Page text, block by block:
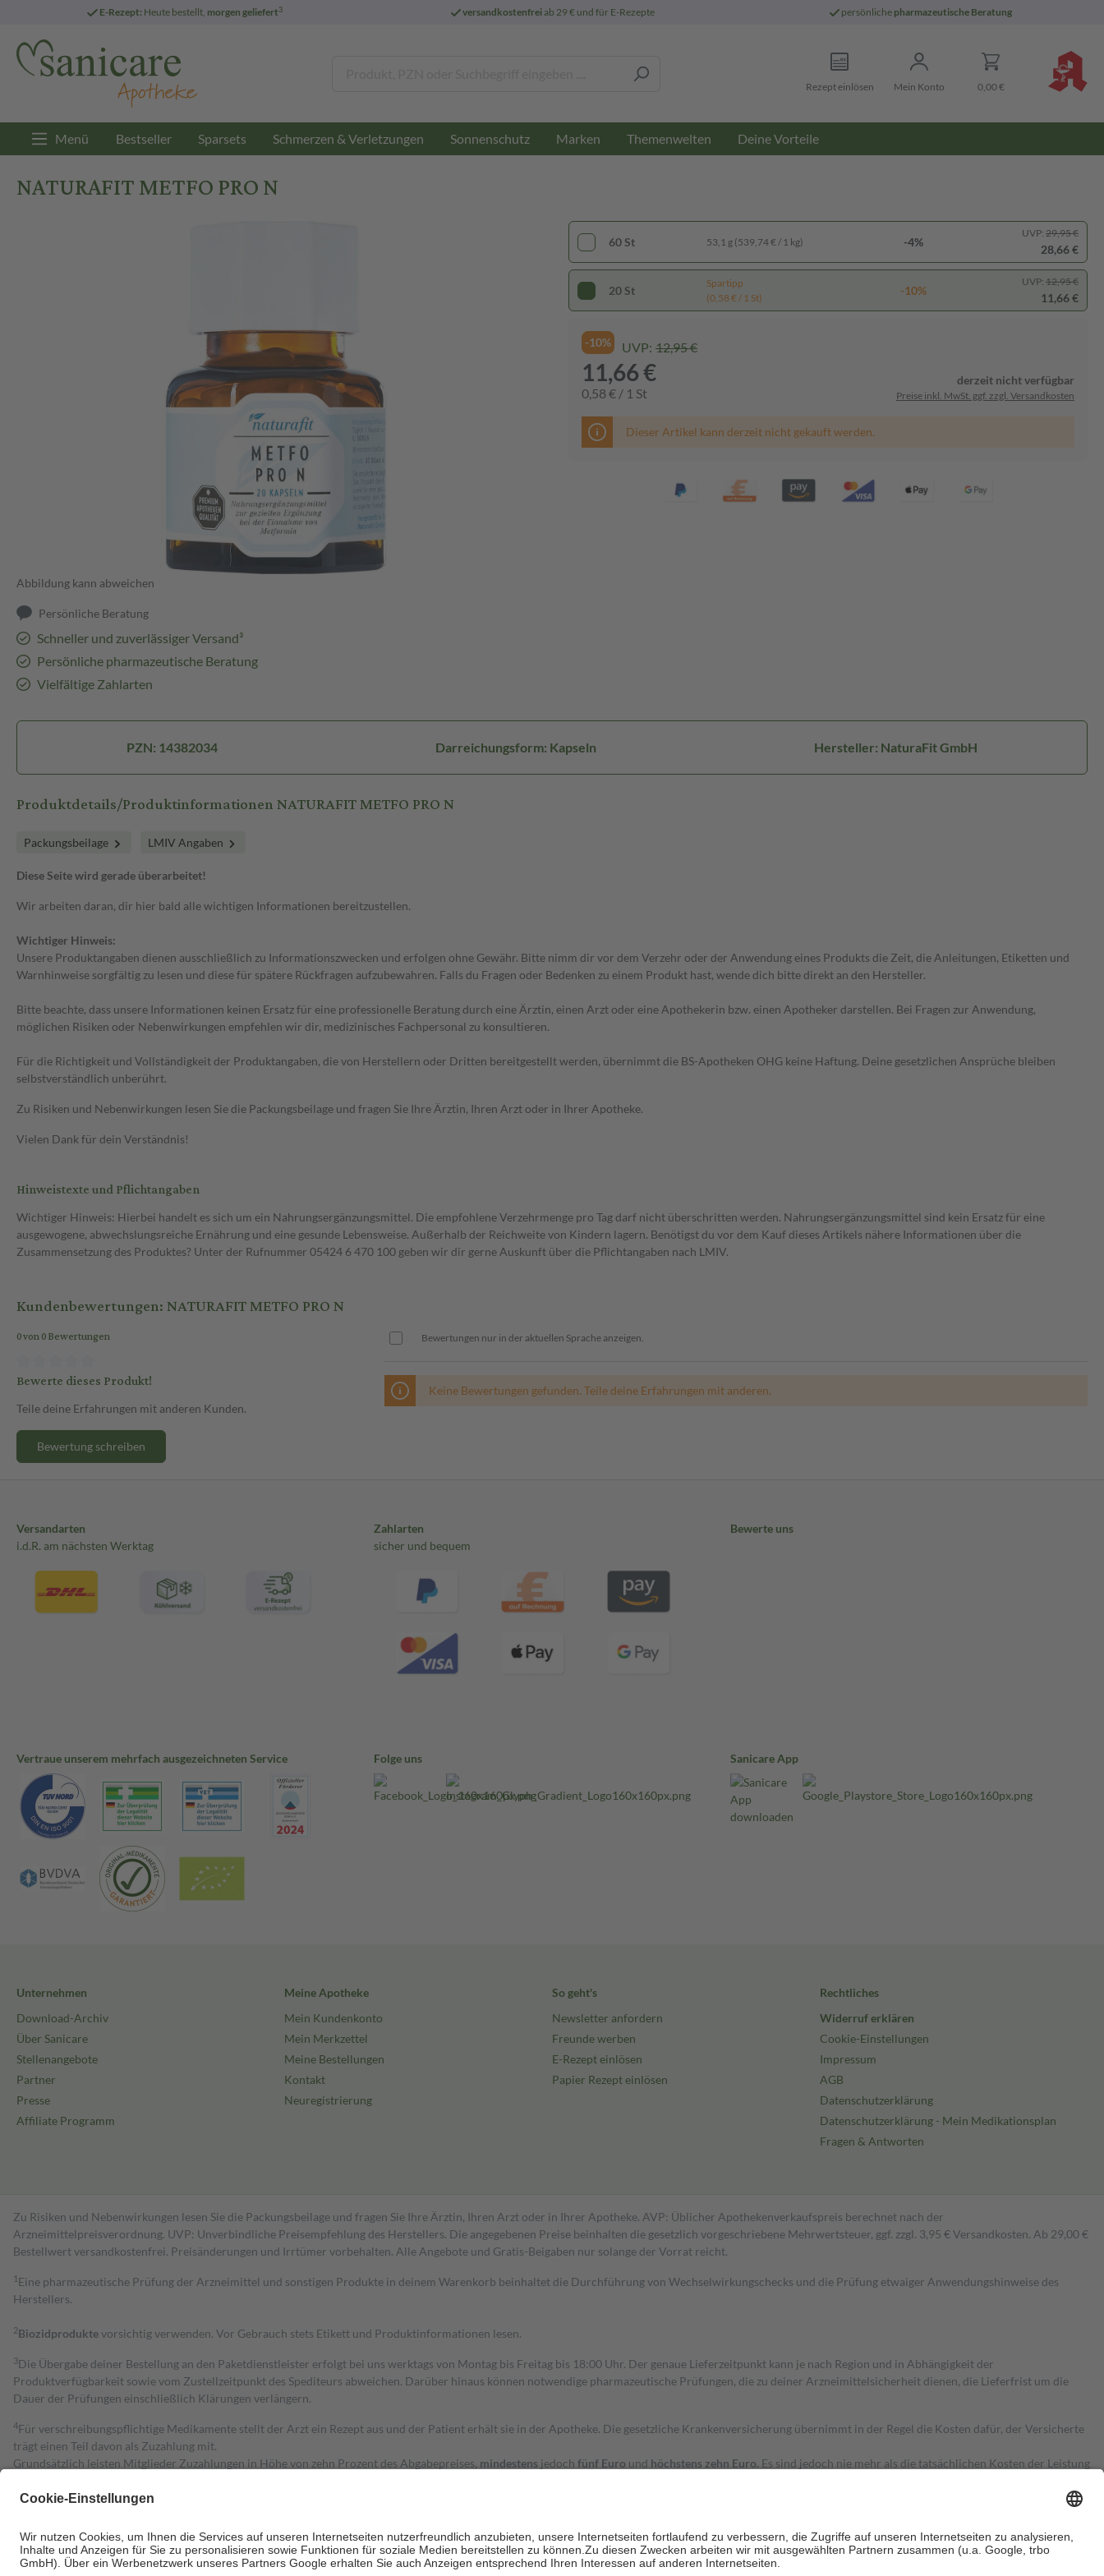
E-Rezept: Heute bestellt, morgen geliefert3 versandkostenfreiab 29 € und für E-Rezepte persönliche pharmazeutische Beratung
Rezept einlösen Mein Konto 0,00 €
Menü Bestseller Sparsets Schmerzen & Verletzungen Sonnenschutz Marken Themenwelten Deine Vorteile
NATURAFIT METFO PRO N
Abbildung kann abweichen
Persönliche Beratung
Schneller und zuverlässiger Versand³
Persönliche pharmazeutische Beratung
Vielfältige Zahlarten
60 St 53,1 g (539,74 € / 1 kg) -4%
UVP: 29,95 €
28,66 €
20 St
Spartipp
(0,58 € / 1 St)
-10%
UVP: 12,95 €
11,66 €
-10% UVP: 12,95 €
11,66 €
0,58 € / 1 St
derzeit nicht verfügbar
Preise inkl. MwSt. ggf. zzgl. Versandkosten
Dieser Artikel kann derzeit nicht gekauft werden.
PZN: 14382034 Darreichungsform: Kapseln Hersteller: NaturaFit GmbH
Produktdetails/Produktinformationen NATURAFIT METFO PRO N
Packungsbeilage LMIV Angaben
Diese Seite wird gerade überarbeitet!
Wir arbeiten daran, dir hier bald alle wichtigen Informationen bereitzustellen.
Wichtiger Hinweis:
Unsere Produktangaben dienen ausschließlich zu Informationszwecken und erfolgen ohne Gewähr. Bitte nimm dir vor dem Verzehr oder der Anwendung eines Produkts die Zeit, die Anleitungen, Etiketten und
Warnhinweise sorgfältig zu lesen und diese für spätere Rückfragen aufzubewahren. Falls du Fragen oder Bedenken zu einem Produkt hast, wende dich bitte direkt an den Hersteller.
Bitte beachte, dass unsere Informationen keinen Ersatz für eine professionelle Beratung durch eine Ärztin, einen Arzt oder eine Apothekerin bzw. einen Apotheker darstellen. Bei Fragen zur Anwendung,
möglichen Risiken oder Nebenwirkungen empfehlen wir dir, medizinisches Fachpersonal zu konsultieren.
Für die Richtigkeit und Vollständigkeit der Produktangaben, die von Herstellern oder Dritten bereitgestellt werden, übernimmt die BS-Apotheken OHG keine Haftung. Deine gesetzlichen Ansprüche bleiben
selbstverständlich unberührt.
Zu Risiken und Nebenwirkungen lesen Sie die Packungsbeilage und fragen Sie Ihre Ärztin, Ihren Arzt oder in Ihrer Apotheke.
Vielen Dank für dein Verständnis!
Hinweistexte und Pflichtangaben
Wichtiger Hinweis: Hierbei handelt es sich um ein Nahrungsergänzungsmittel. Die empfohlene Verzehrmenge pro Tag darf nicht überschritten werden. Nahrungsergänzungsmittel sind kein Ersatz für eine
ausgewogene, abwechslungsreiche Ernährung und eine gesunde Lebensweise. Außerhalb der Reichweite von Kindern lagern. Benötigst du vor dem Kauf dieses Artikels nähere Informationen über die
Zusammensetzung des Produktes? Unter der Rufnummer 05424 6 470 100 geben wir dir gerne Auskunft über die Pflichtangaben nach LMIV.
Kundenbewertungen: NATURAFIT METFO PRO N
0 von 0 Bewertungen
Bewerte dieses Produkt!
Teile deine Erfahrungen mit anderen Kunden.
Bewertung schreiben
Bewertungen nur in der aktuellen Sprache anzeigen.
Keine Bewertungen gefunden. Teile deine Erfahrungen mit anderen.
Versandarten
i.d.R. am nächsten Werktag
Zahlarten
sicher und bequem
Bewerte uns
Vertraue unserem mehrfach ausgezeichneten Service Folge uns Sanicare App
Unternehmen
Download-Archiv
Über Sanicare
Stellenangebote
Partner
Presse
Affiliate Programm
Meine Apotheke
Mein Kundenkonto
Mein Merkzettel
Meine Bestellungen
Kontakt
Neuregistrierung
So geht's
Newsletter anfordern
Freunde werben
E-Rezept einlösen
Papier Rezept einlösen
Rechtliches
Widerruf erklären
Cookie-Einstellungen
Impressum
AGB
Datenschutzerklärung
Datenschutzerklärung - Mein Medikationsplan
Fragen & Antworten
Zu Risiken und Nebenwirkungen lesen Sie die Packungsbeilage und fragen Sie Ihre Ärztin, Ihren Arzt oder in Ihrer Apotheke. AVP: Üblicher Apothekenverkaufspreis berechnet nach der
Arzneimittelpreisverordnung. UVP: Unverbindliche Preisempfehlung des Herstellers. Die angegebenen Preise beinhalten die gesetzlich vorgeschriebene Mehrwertsteuer, ggf. zzgl. 3,95 € Versandkosten. Ab 29,00 €
Bestell­wert versand­kosten­frei. Preisänderungen und Irrtümer vorbehalten. Alle Angebote und Gratis-Beigaben nur solange der Vorrat reicht.
1 Eine pharmazeutische Prüfung der Arzneimittel und sonstigen Produkte in deinem Warenkorb beinhaltet die Durchführung von Wechselwirkungschecks und die Prüfung etwaiger Anwendungshinweise des
Herstellers.
2Biozidproduktevorsichtig verwenden. Vor Gebrauch stets Etikett und Produktinformationen lesen.
3Die Übergabe deiner Bestellung an den Paketdienstleister erfolgt bei uns werktags von Montag bis Freitag bis 18:00 Uhr. Der genaue Lieferzeitpunkt kann je nach Region und in Abhängigkeit der
Produktverfügbarkeit sowie vom Zustellzeitpunkt des Spediteurs abweichen. Darüber hinaus können notwendige pharmazeutische Prüfungen, die zu deiner Arzneimittelsicherheit dienen, die Lieferfrist um die
Dauer der Prüfungen einschließlich Klärungen verlängern.
4Für verschreibungspflichtige Medikamente stellt der Arzt ein Rezept aus und der Patient erhält sie in der Apotheke. Die gesetzliche Krankenversicherung übernimmt in der Regel die Kosten dafür, der Versicherte
trägt einen Teil davon als Zuzahlung mit.
Grundsätzlich leisten Mitglieder Zuzahlungen in Höhe von zehn Prozent des Abgabepreises, mindestens jedoch fünf Euro und höchstens zehn Euro. Es sind jedoch nie mehr als die tatsächlichen Kosten der Leistung
Diese Regeln gelten grundsätzlich auch für Online-Apotheken.
Um das Engagement der Versicherten für ihre eigene Gesundheit zu stärken und die besondere Stellung der Familie zu unterstützen, fallenkeine Zuzahlungen an bei:
• Kindern und Jugendlichen bis zum vollendeten 18. Lebensjahr mit Ausnahme der Fahrkosten
• Untersuchungen zur Vorsorge und Früherkennung, die von der GKV getragen werden